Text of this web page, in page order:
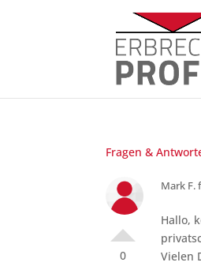
Fragen &
0
Mark F.
Hallo,
Vielen